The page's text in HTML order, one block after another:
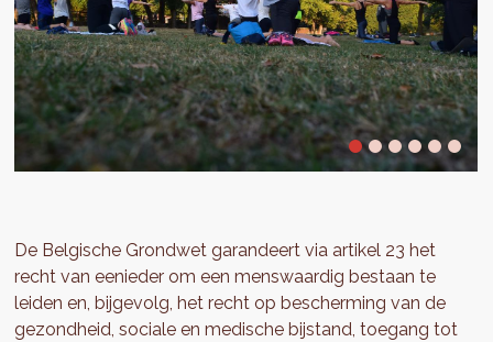
De Belgische Grondwet garandeert via artikel 23 het
recht van eenieder om een menswaardig bestaan te
leiden en, bijgevolg, het recht op bescherming van de
gezondheid, sociale en medische bijstand, toegang tot